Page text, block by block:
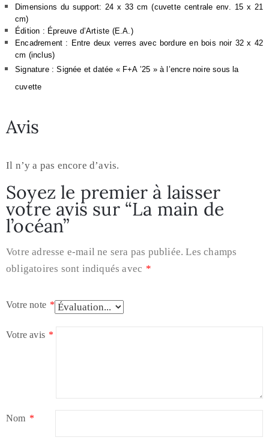
Dimensions du support: 24 x 33 cm (cuvette centrale env. 15 x 21
cm)
Édition : Épreuve d’Artiste (E.A.)
Encadrement : Entre deux verres avec bordure en bois noir 32 x 42
cm (inclus)
Signature : Signée et datée « F+A ’25 » à l’encre noire sous la
cuvette
Avis
Il n’y a pas encore d’avis.
Soyez le premier à laisser
votre avis sur “La main de
l’océan”
Votre adresse e-mail ne sera pas publiée. Les champs
obligatoires sont indiqués avec *
Votre note *
Votre avis *
Nom *